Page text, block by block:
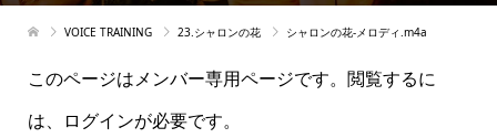
VOICE TRAINING 23.シャロンの花 シャロンの花-メロディ.m4a
このページはメンバー専用ページです。閲覧するに
は、ログインが必要です。